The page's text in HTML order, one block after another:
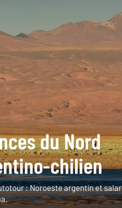
du Nord
chilien
: Noroeste argentin et salar